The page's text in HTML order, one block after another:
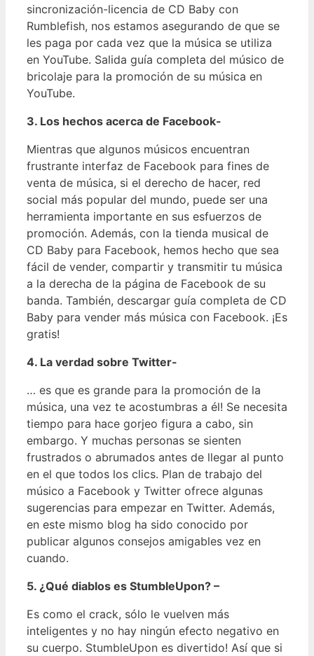
sincronización-licencia de CD Baby con
Rumblefish, nos estamos asegurando de que se
les paga por cada vez que la música se utiliza
en YouTube. Salida guía completa del músico de
bricolaje para la promoción de su música en
YouTube.
3. Los hechos acerca de Facebook-
Mientras que algunos músicos encuentran
frustrante interfaz de Facebook para fines de
venta de música, si el derecho de hacer, red
social más popular del mundo, puede ser una
herramienta importante en sus esfuerzos de
promoción. Además, con la tienda musical de
CD Baby para Facebook, hemos hecho que sea
fácil de vender, compartir y transmitir tu música
a la derecha de la página de Facebook de su
banda. También, descargar guía completa de CD
Baby para vender más música con Facebook. ¡Es
gratis!
4. La verdad sobre Twitter-
… es que es grande para la promoción de la
música, una vez te acostumbras a él! Se necesita
tiempo para hace gorjeo figura a cabo, sin
embargo. Y muchas personas se sienten
frustrados o abrumados antes de llegar al punto
en el que todos los clics. Plan de trabajo del
músico a Facebook y Twitter ofrece algunas
sugerencias para empezar en Twitter. Además,
en este mismo blog ha sido conocido por
publicar algunos consejos amigables vez en
cuando.
5. ¿Qué diablos es StumbleUpon? –
Es como el crack, sólo le vuelven más
inteligentes y no hay ningún efecto negativo en
su cuerpo. StumbleUpon es divertido! Así que si